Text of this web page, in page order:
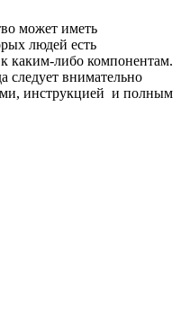
может иметь
людей есть
каким-либо компонентам.
следует внимательно
инструкцией и полным